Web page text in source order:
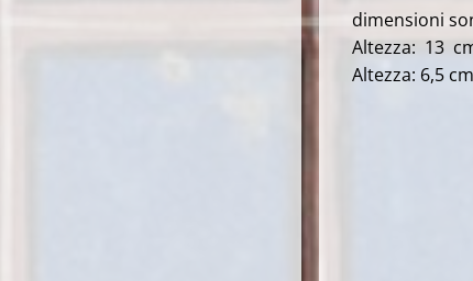
dimensioni
Altezza: 13
Altezza: 6,5